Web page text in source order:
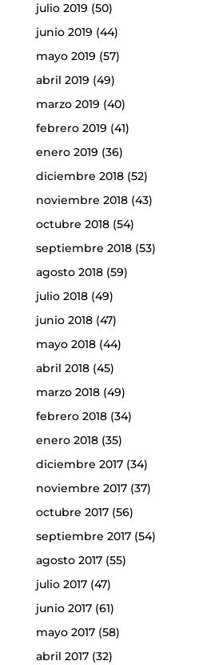
julio 2019 (50)
junio 2019 (44)
mayo 2019 (57)
abril 2019 (49)
marzo 2019 (40)
febrero 2019 (41)
enero 2019 (36)
diciembre 2018(52)
noviembre 2018(43)
octubre 2018(54)
septiembre 2018(53)
agosto 2018(59)
julio 2018(49)
junio 2018(47)
mayo 2018(44)
abril 2018(45)
marzo 2018(49)
febrero 2018(34)
enero 2018(35)
diciembre 2017(34)
noviembre 2017(37)
octubre 2017(56)
septiembre 2017(54)
agosto 2017(55)
julio 2017(47)
junio 2017(61)
mayo 2017(58)
abril 2017(32)